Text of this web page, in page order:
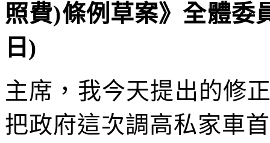
照費)條例草案》全體委
日)
主席，我今天提出的修
把政府這次調高私家車